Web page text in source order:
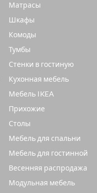
Матрасы
Шкафы
Комоды
Тумбы
Стенки в гостиную
Кухонная мебель
Мебель IKEA
Прихожие
Столы
Мебель для спальни
Мебель для гостинной
Весенняя распродажа
Модульная мебель